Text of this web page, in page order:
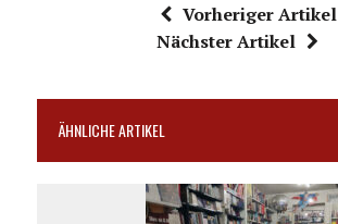
Vorheriger Artikel
Nächster Artikel
ÄHNLICHE ARTIKEL